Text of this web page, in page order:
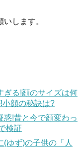
します。
ぎる!顔のサイズは何
小顔の秘訣は?
惑!昔と今で顔変わっ
検証
(ゆず)の子供の「人